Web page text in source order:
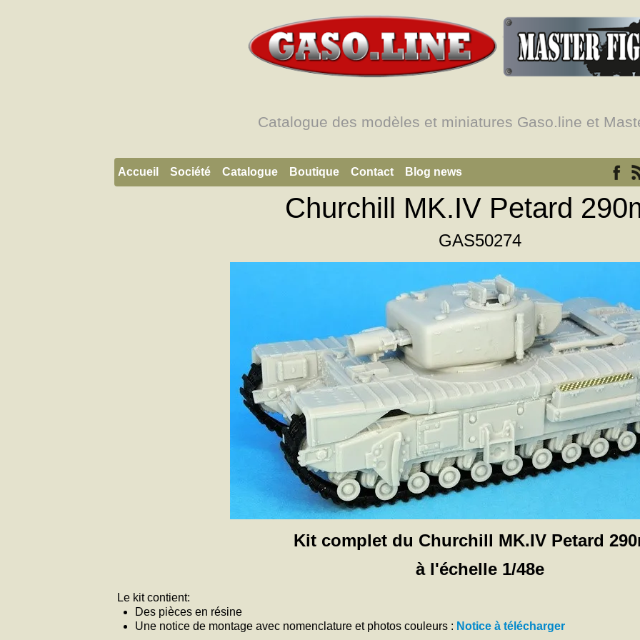
Catalogue des modèles et miniatures Gaso.line et
Accueil Société Catalogue Boutique Contact Blog news
Churchill MK.IV Petard
GAS50274
Kit complet du Churchill MK.IV Petard
à l'échelle 1/48e
Le kit contient:
Des pièces en résine
Une notice de montage avec nomenclature et photos couleurs : Notice à télécharger